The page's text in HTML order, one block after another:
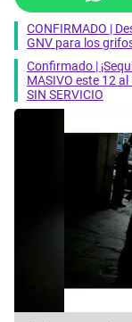
CONFIRMADO |
GNV para los
Confirmado |
MASIVO este 12
SIN SERVICIO